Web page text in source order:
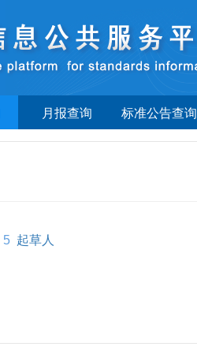
月报查询 标准公告查询
5 起草人